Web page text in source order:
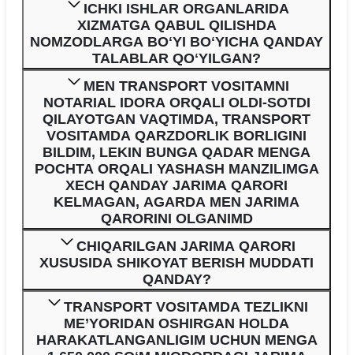
ICHKI ISHLAR ORGANLARIDA
XIZMATGA QABUL QILISHDA
NOMZODLARGA BOʻYI BOʻYICHA QANDAY
TALABLAR QOʻYILGAN?
MEN TRANSPORT VOSITAMNI
NOTARIAL IDORA ORQALI OLDI-SOTDI
QILAYOTGAN VAQTIMDA, TRANSPORT
VOSITAMDA QARZDORLIK BORLIGINI
BILDIM, LEKIN BUNGA QADAR MENGA
POCHTA ORQALI YASHASH MANZILIMGA
XECH QANDAY JARIMA QARORI
KELMAGAN, AGARDA MEN JARIMA
QARORINI OLGANIMD
CHIQARILGAN JARIMA QARORI
XUSUSIDA SHIKOYAT BERISH MUDDATI
QANDAY?
TRANSPORT VOSITAMDA TEZLIKNI
ME’YORIDAN OSHIRGAN HOLDA
HARAKATLANGANLIGIM UCHUN MENGA